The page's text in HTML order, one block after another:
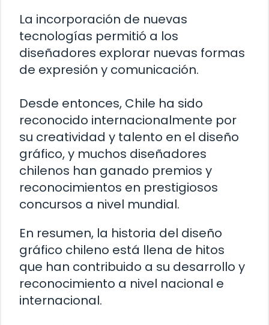
La incorporación de nuevas
tecnologías permitió a los
diseñadores explorar nuevas formas
de expresión y comunicación.
Desde entonces, Chile ha sido
reconocido internacionalmente por
su creatividad y talento en el diseño
gráfico, y muchos diseñadores
chilenos han ganado premios y
reconocimientos en prestigiosos
concursos a nivel mundial.
En resumen, la historia del diseño
gráfico chileno está llena de hitos
que han contribuido a su desarrollo y
reconocimiento a nivel nacional e
internacional.